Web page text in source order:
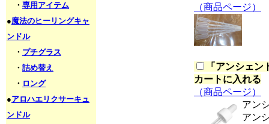
・ 専用アイテム
●魔法のヒーリングキャ
ンドル
・ プチグラス
・ 詰め替え
・ ロング
●アロハエリクサーキュ
ンドル
（商品ページ）
「 アンシェン
カートに入れる
（商品ページ）
アン
アン